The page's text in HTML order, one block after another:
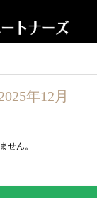
年12月
せん。